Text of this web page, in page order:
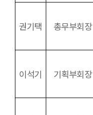
권기택 총무부회장
이석기 기획부회장